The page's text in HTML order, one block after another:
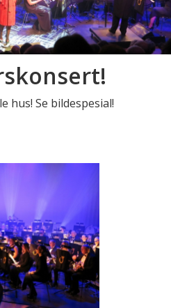
hus! Se bildespesial!